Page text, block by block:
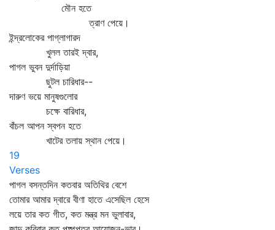
মৌন হতে
ত্রাণ পেয়ে।
ইন্দ্রলোকের পাগ্‌লাগারদ
খুলল তারই দ্বার,
পাগল ভুবন দুর্দাড়িয়া
ছুটল চারিধার--
দারুণ ভয়ে মানুষগুলোর
চক্ষে বারিধার,
বাঁচল আপন স্বপন হতে
খাটের তলায় স্থান পেয়ে।
19
Verses
পাগল বসন্তদিন কতবার অতিথির বেশে
তোমার আমার দ্বারে বীণা হাতে এসেছিল হেসে
লয়ে তার কত গীত, কত মন্ত্র মন ভুলাবার,